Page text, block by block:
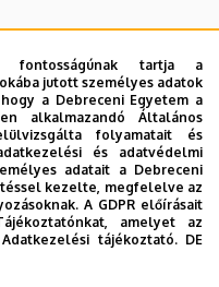
célja:
akik szolgálják és
énekkari kultúra
művészet
Képesek
ismeretében
és különböző típusú
elméleti, vokális és
módon alkalmazzák az
fontosságúnak tartja a
jutott személyes adatok
a Debreceni Egyetem a
alkalmazandó Általános
folyamatait és
és adatvédelmi
adatait a Debreceni
kezelte, megfelelve az
A GDPR előírásait
amelyet az
Adatkezelési tájékoztató. DE